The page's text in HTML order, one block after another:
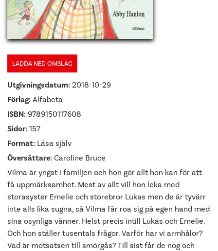
LADDA NED OMSLAG
Utgivningsdatum: 2018-10-29
Förlag: Alfabeta
ISBN: 9789150117608
Sidor: 157
Format: Läsa själv
Översättare: Caroline Bruce
Vilma är yngst i familjen och hon gör allt hon kan för att
få uppmärksamhet. Mest av allt vill hon leka med
storasyster Emelie och storebror Lukas men de är tyvärr
inte alls lika sugna, så Vilma får roa sig på egen hand med
sina osynliga vänner. Helst precis intill Lukas och Emelie.
Och hon ställer tusentals frågor. Varför har vi armhålor?
Vad är motsatsen till smörgås? Till sist får de nog och